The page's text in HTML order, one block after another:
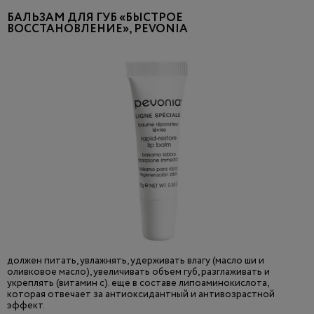
БАЛЬЗАМ ДЛЯ ГУБ «БЫСТРОЕ
ВОССТАНОВЛЕНИЕ», PEVONIA
должен питать, увлажнять, удерживать влагу (масло ши и
оливковое масло), увеличивать объем губ, разглаживать и
укреплять (витамин с). еще в составе липоаминокислота,
которая отвечает за антиоксидантный и антивозрастной
эффект.